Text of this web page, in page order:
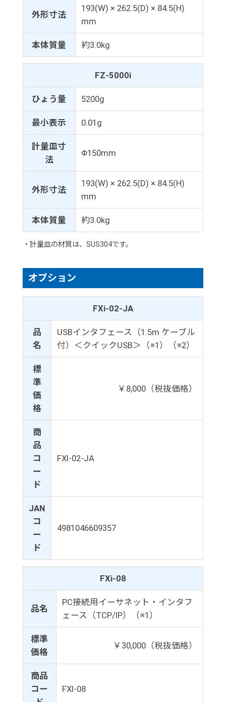
外形寸法
193(W) × 262.5(D) × 84.5(H)
mm
本体質量 約3.0kg
FZ-5000i
ひょう量 5200g
最小表示 0.01g
計量皿寸
法
Φ150mm
外形寸法
193(W) × 262.5(D) × 84.5(H)
mm
本体質量 約3.0kg
・計量皿の材質は、SUS304です。
オプション
FXi-02-JA
品
名
USBインタフェース（1.5m ケーブル
付）＜クイックUSB＞（※1）（※2）
標
準
価
格
￥8,000（税抜価格）
商
品
コ
ー
ド
FXI-02-JA
JAN
コ
ー
ド
4981046609357
FXi-08
品名
PC接続用イーサネット・インタフ
ェース（TCP/IP）（※1）
標準
価格
￥30,000（税抜価格）
商品
コー
FXI-08